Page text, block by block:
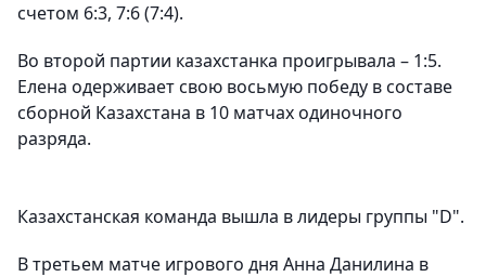
счетом 6:3, 7:6 (7:4).
Во второй партии казахстанка проигрывала – 1:5.
Елена одерживает свою восьмую победу в составе
сборной Казахстана в 10 матчах одиночного
разряда.
Казахстанская команда вышла в лидеры группы "D".
В третьем матче игрового дня Анна Данилина в